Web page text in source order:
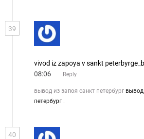
39
vivod iz zapoya v sankt
08:06
Reply
вывод из запоя санкт петербург вывод
петербург .
40